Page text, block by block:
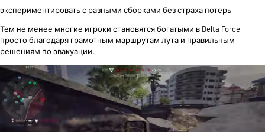
экспериментировать с разными сборками без страха потерь
Тем не менее многие игроки становятся богатыми в Delta Force
просто благодаря грамотным маршрутам лута и правильным
решениям по эвакуации.